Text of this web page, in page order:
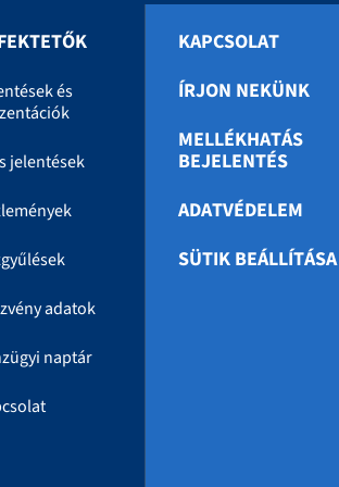
és
jelentések
adatok
naptár
KAPCSOLAT
ÍRJON NEKÜNK
MELLÉKHATÁS
BEJELENTÉS
ADATVÉDELEM
SÜTIK BEÁLLÍTÁSA